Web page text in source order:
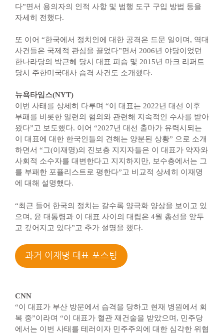
다”면서 용의자의 인적 사항 및 범행 도구 구입 방법 등을
자세히 전했다.
또 이어 “한국에서 정치인에 대한 공격은 드문 일이며, 역대
사건들은 국제적 관심을 끌었다”면서 2006년 야당이었던
한나라당의 박근혜 당시 대표 피습 및 2015년 마크 리퍼트
당시 주한미국대사 습격 사건도 소개했다.
뉴욕타임스(NYT)
이번 사태를 상세히 다루며 “이 대표는 2022년 대선 이후
부패를 비롯한 일련의 혐의와 관련해 지속적인 수사를 받아
왔다”고 보도했다. 이어 “2027년 대선 출마가 유력시되는
이 대표에 대한 한국인들의 견해는 양분된 상황” 으로 소개
하면서 “그(이재명)의 진보층 지지자들은 이 대표가 약자와
사회적 소수자를 대변한다고 지지하지만, 보수층에서는 그
를 부패한 포퓰리스트로 평한다”고 비교적 상세히 이재명
에 대해 설명했다.
“최근 들어 한국의 정치는 갈수록 양극화 양상을 보이고 있
으며, 윤 대통령과 이 대표 사이의 대립은 4월 총선을 앞두
고 깊어지고 있다”고 추가 설명을 했다.
과거 이재명 대표 포스팅
CNN
“이 대표가 부산 방문에서 습격을 당하고 현재 병원에서 회
복 중”이라며 “이 대표가 혈관 재건술을 받았으며, 민주당
에서는 이번 사태를 테러이자 민주주의에 대한 심각한 위협